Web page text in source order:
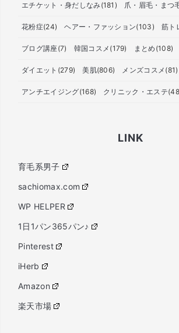
エチケット・身だしなみ(181) 爪・眉毛・まつ
花粉症(24) ヘアー・ファッション(103) 筋ト
ブログ講座(7) 韓国コスメ (179) まとめ (108)
ダイエット (279) 美肌(806) メンズコスメ (81)
アンチエイジング(168) クリニック・エステ
LINK
育毛系男子
sachiomax.com
WP HELPER
1日1パン365パン♪
Pinterest
iHerb
Amazon
楽天市場